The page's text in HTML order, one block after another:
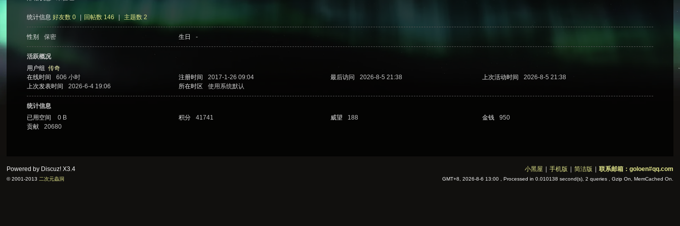
统计信息 好友数 0 回帖数 146 主题数 2
性别 保密 生日 -
活跃概况
用户组传奇
在线时间
606 小时 注册时间 2017-1-26 09:04 最后访问 2026-8-5 21:38 上次活动时间
2026-8-5 21:38
上次发表时间
2026-6-4 19:06 所在时区 使用系统默认
统计信息
已用空间
0 B 积分 41741 威望 188 金钱
950
贡献
20680
小黑屋 手机版 简洁版 联系邮箱：goloen#qq.com
GMT+8, 2026-8-6 13:00, Processed in 0.010138 second(s), 2 queries , Gzip On, MemCached On.
Powered by Discuz!X3.4
© 2001-2013 二次元蟲洞